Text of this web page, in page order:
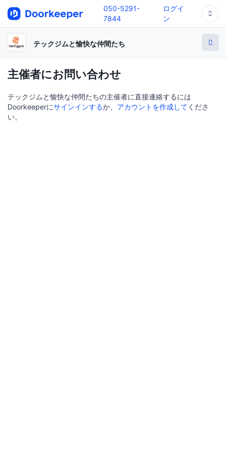
050-5291-
7844
ログイ
ン
テックジムと愉快な仲間たち
主催者にお問い合わせ
テックジムと愉快な仲間たちの主催者に直接連絡するには
Doorkeeperにサインインするか、 アカウントを作成して くださ
い。